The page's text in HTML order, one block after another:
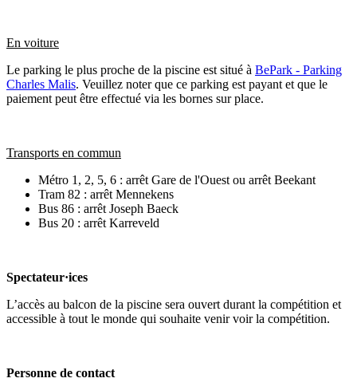
En voiture
Le parking le plus proche de la piscine est situé à BePark - Parking
Charles Malis. Veuillez noter que ce parking est payant et que le
paiement peut être effectué via les bornes sur place.
Transports en commun
Métro 1, 2, 5, 6 : arrêt Gare de l'Ouest ou arrêt Beekant
Tram 82 : arrêt Mennekens
Bus 86 : arrêt Joseph Baeck
Bus 20 : arrêt Karreveld
Spectateur·ices
L’accès au balcon de la piscine sera ouvert durant la compétition et
accessible à tout le monde qui souhaite venir voir la compétition.
Personne de contact